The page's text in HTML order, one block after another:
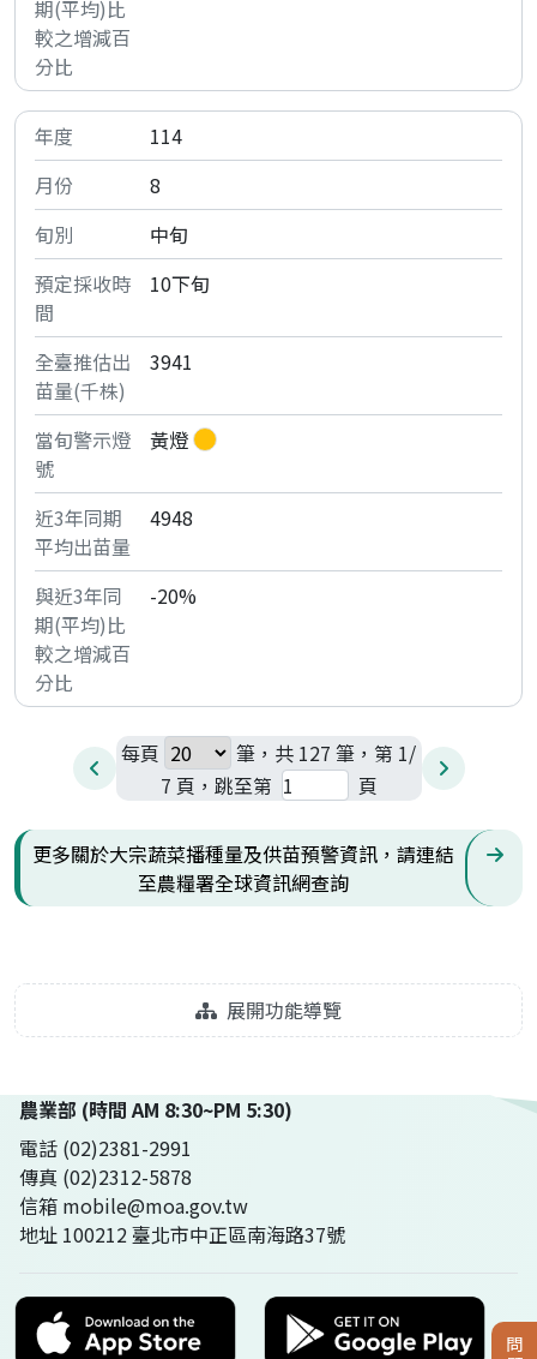
114
8
中旬
10下旬
3941
黃燈
4948
-20%
每頁
筆，共 127 筆，第 1/
7 頁，跳至第
頁
更多關於大宗蔬菜播種量及供苗預警資訊，請連結
至農糧署全球資訊網查詢
展開功能導覽
問
農業部 (時間 AM 8:30~PM 5:30)
電話 (02)2381-2991
傳真 (02)2312-5878
信箱 mobile@moa.gov.tw
地址 100212 臺北市中正區南海路37號